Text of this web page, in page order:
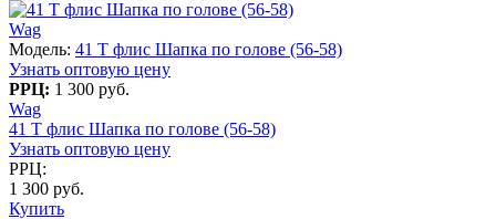
Wag
Модель: 41 T флис Шапка по голове (56-58)
Узнать оптовую цену
РРЦ: 1 300 руб.
Wag
41 T флис Шапка по голове (56-58)
Узнать оптовую цену
РРЦ:
1 300 руб.
Купить